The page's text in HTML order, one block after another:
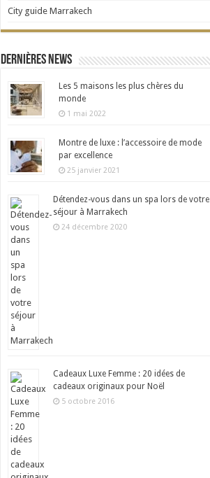
City guide Marrakech
Dernières news
Les 5 maisons les plus chères du
monde
1 mai 2022
Montre de luxe : l’accessoire de mode
par excellence
25 janvier 2021
Détendez-vous dans un spa lors de votre
séjour à Marrakech
24 décembre 2020
Cadeaux Luxe Femme : 20 idées de
cadeaux originaux pour Noël
5 octobre 2016